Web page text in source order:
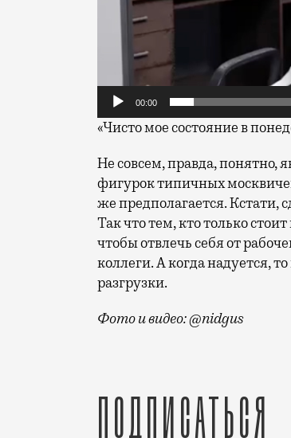
00:00
«Чисто мое состояние в
Не совсем, правда, понятно,
фигурок типичных
же предполагается. Кстати,
Так что тем, кто только
чтобы отвлечь себя от
коллеги. А когда надуется,
разгрузки.
Фото и видео: @nidgus
Подписаться